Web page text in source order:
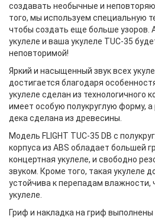
создавать необычные и
того, мы используем специальную
чтобы создать еще больше узоров.
укулеле и ваша укулеле TUC-35
неповторимой!
Яркий и насыщенный звук всех
достигается благодаря
укулеле сделан из технологичного
имеет особую полукруглую форму,
дека сделана из древесины.
Модель FLIGHT TUC-35 DB с
корпуса из АBS обладает большей
концертная укулеле, и свободно
звуком. Кроме того, такая укулеле
устойчива к перепадам влажности,
укулеле.
Гриф и накладка на гриф выполнены